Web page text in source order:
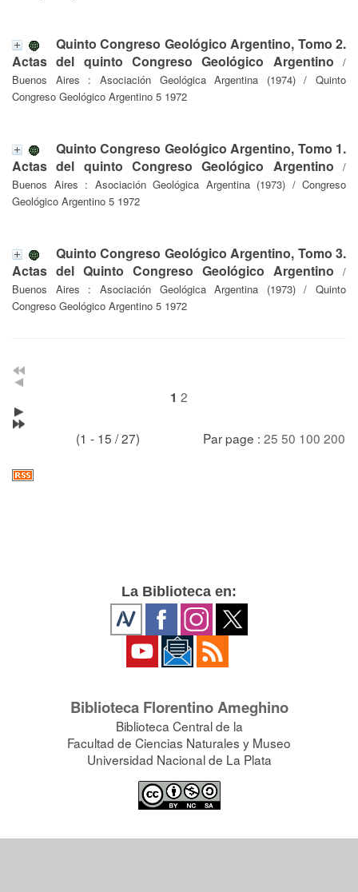
Quinto Congreso Geológico Argentino, Tomo 2.
Actas del quinto Congreso Geológico Argentino /
Buenos Aires : Asociación Geológica Argentina (1974) / Quinto
Congreso Geológico Argentino 5 1972
Quinto Congreso Geológico Argentino, Tomo 1.
Actas del quinto Congreso Geológico Argentino /
Buenos Aires : Asociación Geológica Argentina (1973) / Congreso
Geológico Argentino 5 1972
Quinto Congreso Geológico Argentino, Tomo 3.
Actas del Quinto Congreso Geológico Argentino /
Buenos Aires : Asociación Geológica Argentina (1973) / Quinto
Congreso Geológico Argentino 5 1972
1 2
(1 - 15 / 27) Par page : 25 50 100 200
La Biblioteca en:
Biblioteca Florentino Ameghino
Biblioteca Central de la
Facultad de Ciencias Naturales y Museo
Universidad Nacional de La Plata